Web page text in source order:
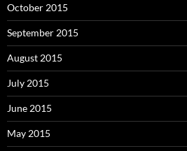
October 2015
September 2015
August 2015
July 2015
June 2015
May 2015